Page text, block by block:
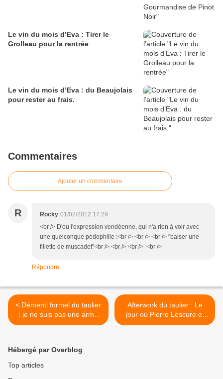
Le vin du mois d’Eva : Tirer le
Grolleau pour la rentrée
Le vin du mois d’Eva : du Beaujolais
pour rester au frais.
Commentaires
Ajouter un commentaire
R Rocky 01/02/2012 17:29
<br /> D'ou l'expression vendéenne, qui n'a rien à voir avec
une quelconque pédophilie :<br /> <br /> <br /> "baiser une
fillette de muscadet"<br /> <br /> <br /> <br />
Répondre
< Démenti formel du taulier
: je ne suis pas une arme
de dissuasion massive
Afterwork du taulier : Le
jour où Pierre Lescure et
Alain de Greef se sont «
Hébergé par Overblog
Top articles